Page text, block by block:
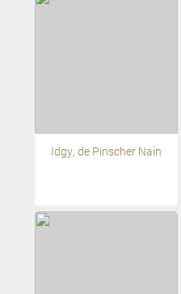
Idgy, de Pinscher Nain